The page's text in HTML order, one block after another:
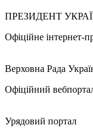
ПРЕЗИДЕНТ
Офіційне інтернет-
Верховна Рада
Офіційний
Урядовий портал